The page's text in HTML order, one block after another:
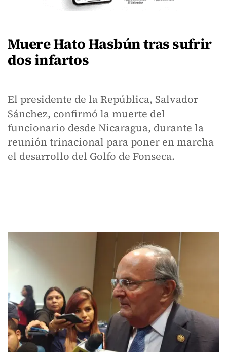
Muere Hato Hasbún tras sufrir
dos infartos
El presidente de la República, Salvador
Sánchez, confirmó la muerte del
funcionario desde Nicaragua, durante la
reunión trinacional para poner en marcha
el desarrollo del Golfo de Fonseca.